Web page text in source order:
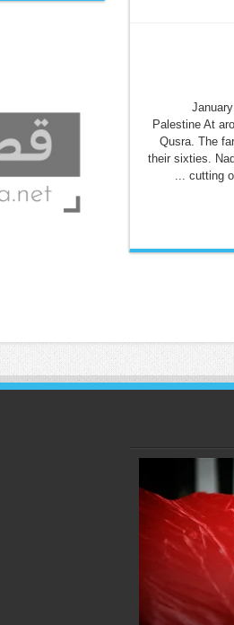
6
Palestine At
Qusra. The
their sixties.
cutting